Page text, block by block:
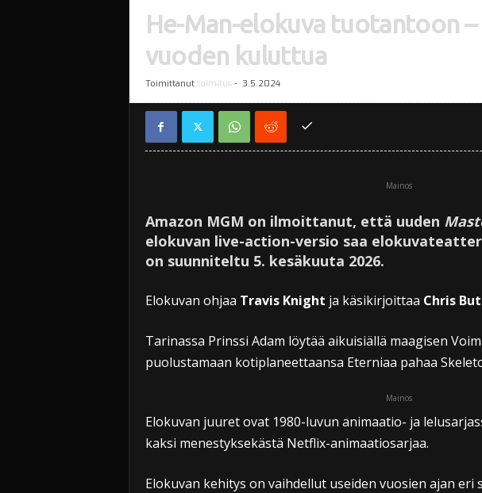
He-Man-elokuva tuotantoon –
vuoden kuluttua
Toimittanut toimitus- 3.5.2024
Mainos
Amazon MGM on ilmoittanut, että uuden
elokuvan live-action-versio saa
on suunniteltu 5. kesäkuuta 2026.
Elokuvan ohjaa Travis Knight ja käsikirjoittaa Chris
Tarinassa Prinssi Adam löytää aikuisiällä maagisen
puolustamaan kotiplaneettaansa Eterniaa pahaa
Mainos
Elokuvan juuret ovat 1980-luvun animaatio- ja
kaksi menestyksekästä Netflix-animaatiosarjaa.
Elokuvan kehitys on vaihdellut useiden vuosien ajan eri